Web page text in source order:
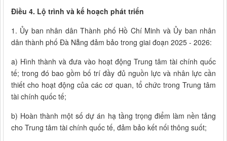
Điều 4. Lộ trình và kế hoạch phát triển
1. Ủy ban nhân dân Thành phố Hồ Chí Minh và Ủy ban nhân
dân thành phố Đà Nẵng đảm bảo trong giai đoạn 2025 - 2026:
a) Hình thành và đưa vào hoạt động Trung tâm tài chính quốc
tế; trong đó bao gồm bố trí đầy đủ nguồn lực và nhân lực cần
thiết cho hoạt động của các cơ quan, tổ chức trong Trung tâm
tài chính quốc tế;
b) Hoàn thành một số dự án hạ tầng trọng điểm làm nền tảng
cho Trung tâm tài chính quốc tế, đảm bảo kết nối thông suốt;